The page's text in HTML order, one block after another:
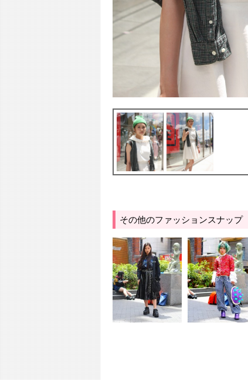
その他のファッションスナップ